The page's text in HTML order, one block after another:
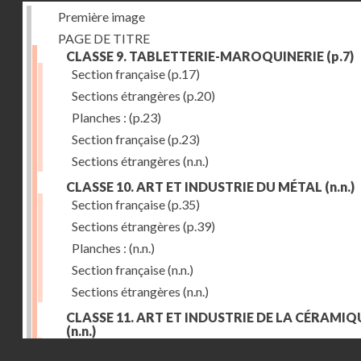
Première image
PAGE DE TITRE
CLASSE 9. TABLETTERIE-MAROQUINERIE (p.7)
Section française(p.17)
Sections étrangères (p.20)
Planches : (p.23)
Section française(p.23)
Sections étrangères (n.n.)
CLASSE 10. ART ET INDUSTRIE DU MÉTAL (n.n.)
Section française(p.35)
Sections étrangères (p.39)
Planches : (n.n.)
Section française(n.n.)
Sections étrangères (n.n.)
CLASSE 11. ART ET INDUSTRIE DE LA
(n.n.)